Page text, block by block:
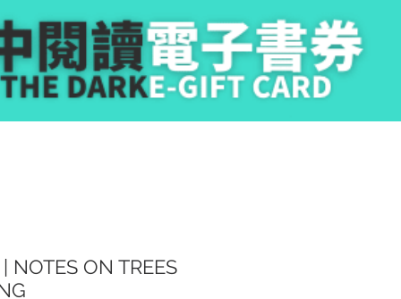
NOTES ON TREES